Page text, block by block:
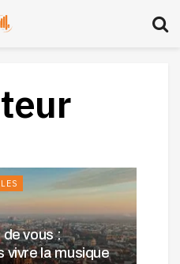
vous :
vivre la musique